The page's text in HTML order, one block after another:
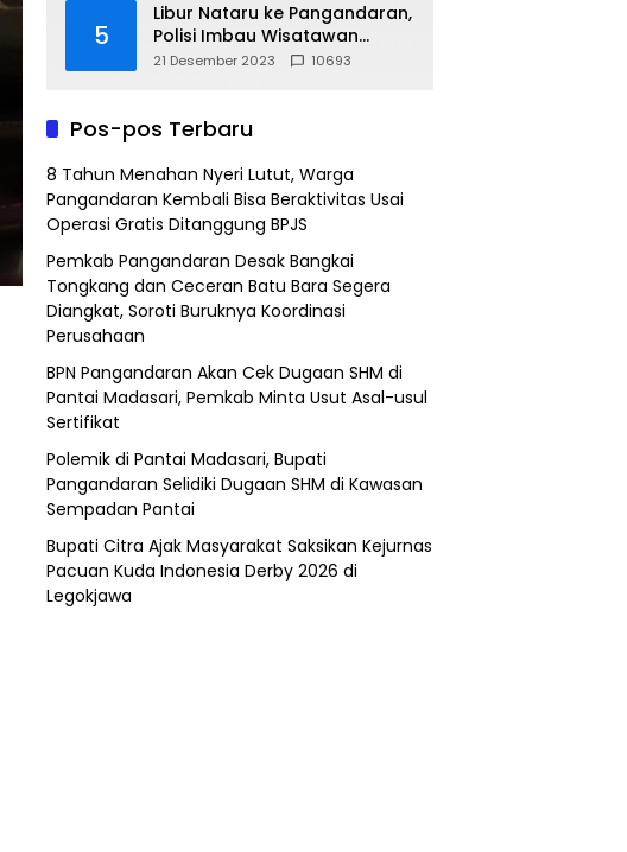
5
Libur Nataru ke Pangandaran,
Polisi Imbau Wisatawan
Gunakan Jalur Arteri
21 Desember 2023 10693
Pos-pos Terbaru
8 Tahun Menahan Nyeri Lutut, Warga
Pangandaran Kembali Bisa Beraktivitas Usai
Operasi Gratis Ditanggung BPJS
Pemkab Pangandaran Desak Bangkai
Tongkang dan Ceceran Batu Bara Segera
Diangkat, Soroti Buruknya Koordinasi
Perusahaan
BPN Pangandaran Akan Cek Dugaan SHM di
Pantai Madasari, Pemkab Minta Usut Asal-usul
Sertifikat
Polemik di Pantai Madasari, Bupati
Pangandaran Selidiki Dugaan SHM di Kawasan
Sempadan Pantai
Bupati Citra Ajak Masyarakat Saksikan Kejurnas
Pacuan Kuda Indonesia Derby 2026 di
Legokjawa